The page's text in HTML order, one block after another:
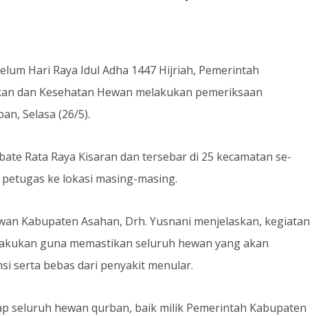
Hari Raya Idul Adha 1447 Hijriah, Pemerintah
dan Kesehatan Hewan melakukan pemeriksaan
Selasa (26/5).
Rata Raya Kisaran dan tersebar di 25 kecamatan se-
ke lokasi masing-masing.
Kabupaten Asahan, Drh. Yusnani menjelaskan, kegiatan
guna memastikan seluruh hewan yang akan
serta bebas dari penyakit menular.
seluruh hewan qurban, baik milik Pemerintah Kabupaten